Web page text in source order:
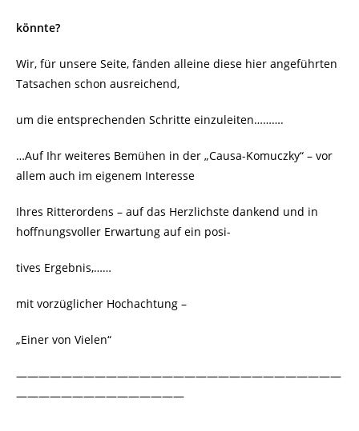
könnte?
Wir, für unsere Seite, fänden alleine diese hier angeführten
Tatsachen schon ausreichend,
um die entsprechenden Schritte einzuleiten……….
…Auf Ihr weiteres Bemühen in der „Causa-Komuczky“ – vor
allem auch im eigenem Interesse
Ihres Ritterordens – auf das Herzlichste dankend und in
hoffnungsvoller Erwartung auf ein posi-
tives Ergebnis,……
mit vorzüglicher Hochachtung –
„Einer von Vielen“
—————————————————————————————
———————————————